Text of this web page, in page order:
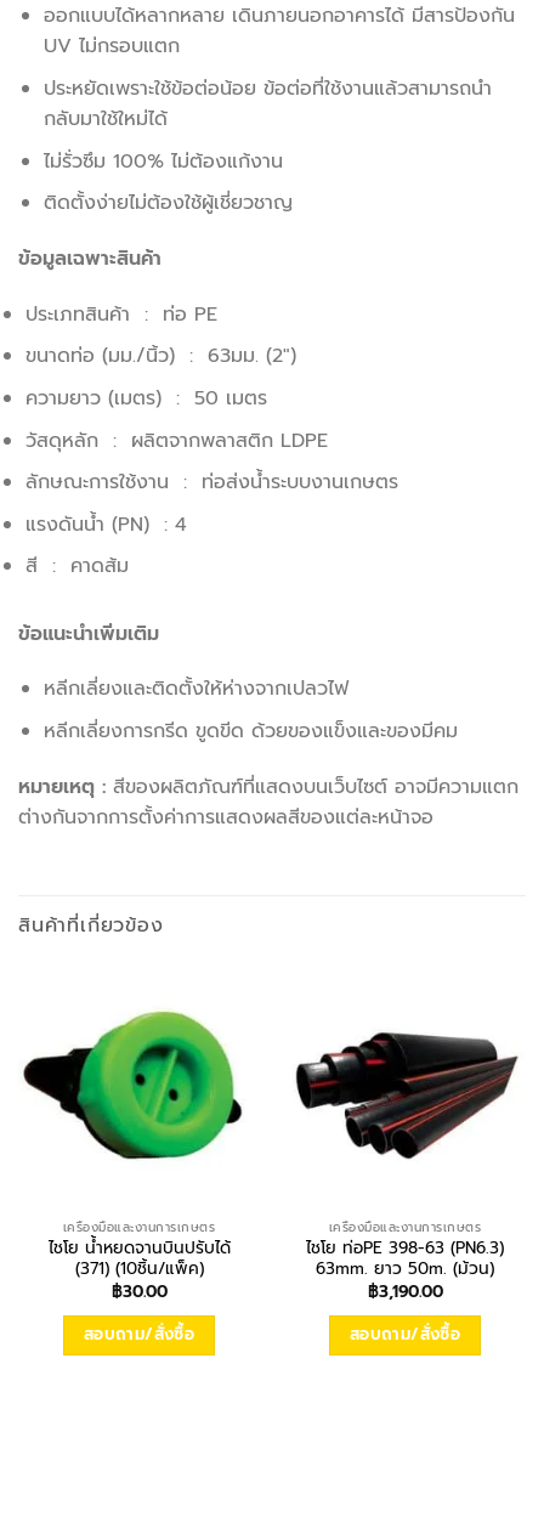
ออกแบบได้หลากหลาย เดินภายนอกอาคารได้ มีสารป้องกัน
UV ไม่กรอบแตก
ประหยัดเพราะใช้ข้อต่อน้อย ข้อต่อที่ใช้งานแล้วสามารถนำ
กลับมาใช้ใหม่ได้
ไม่รั่วซึม 100% ไม่ต้องแก้งาน
ติดตั้งง่ายไม่ต้องใช้ผู้เชี่ยวชาญ
ข้อมูลเฉพาะสินค้า
ประเภทสินค้า : ท่อ PE
ขนาดท่อ (มม./นิ้ว) : 63มม. (2″)
ความยาว (เมตร) : 50 เมตร
วัสดุหลัก : ผลิตจากพลาสติก LDPE
ลักษณะการใช้งาน : ท่อส่งน้ำระบบงานเกษตร
แรงดันน้ำ (PN) : 4
สี : คาดส้ม
ข้อแนะนำเพิ่มเติม
หลีกเลี่ยงและติดตั้งให้ห่างจากเปลวไฟ
หลีกเลี่ยงการกรีด ขูดขีด ด้วยของแข็งและของมีคม
หมายเหตุ : สีของผลิตภัณฑ์ที่แสดงบนเว็บไซต์ อาจมีความแตก
ต่างกันจากการตั้งค่าการแสดงผลสีของแต่ละหน้าจอ
สินค้าที่เกี่ยวข้อง
เครื่องมือและงานการเกษตร
ไชโย น้ำหยดจานบินปรับได้
(371) (10ชิ้น/แพ็ค)
฿30.00
สอบถาม/สั่งซื้อ
เครื่องมือและงานการเกษตร
ไชโย ท่อPE 398-63 (PN6.3)
63mm. ยาว 50m. (ม้วน)
฿3,190.00
สอบถาม/สั่งซื้อ